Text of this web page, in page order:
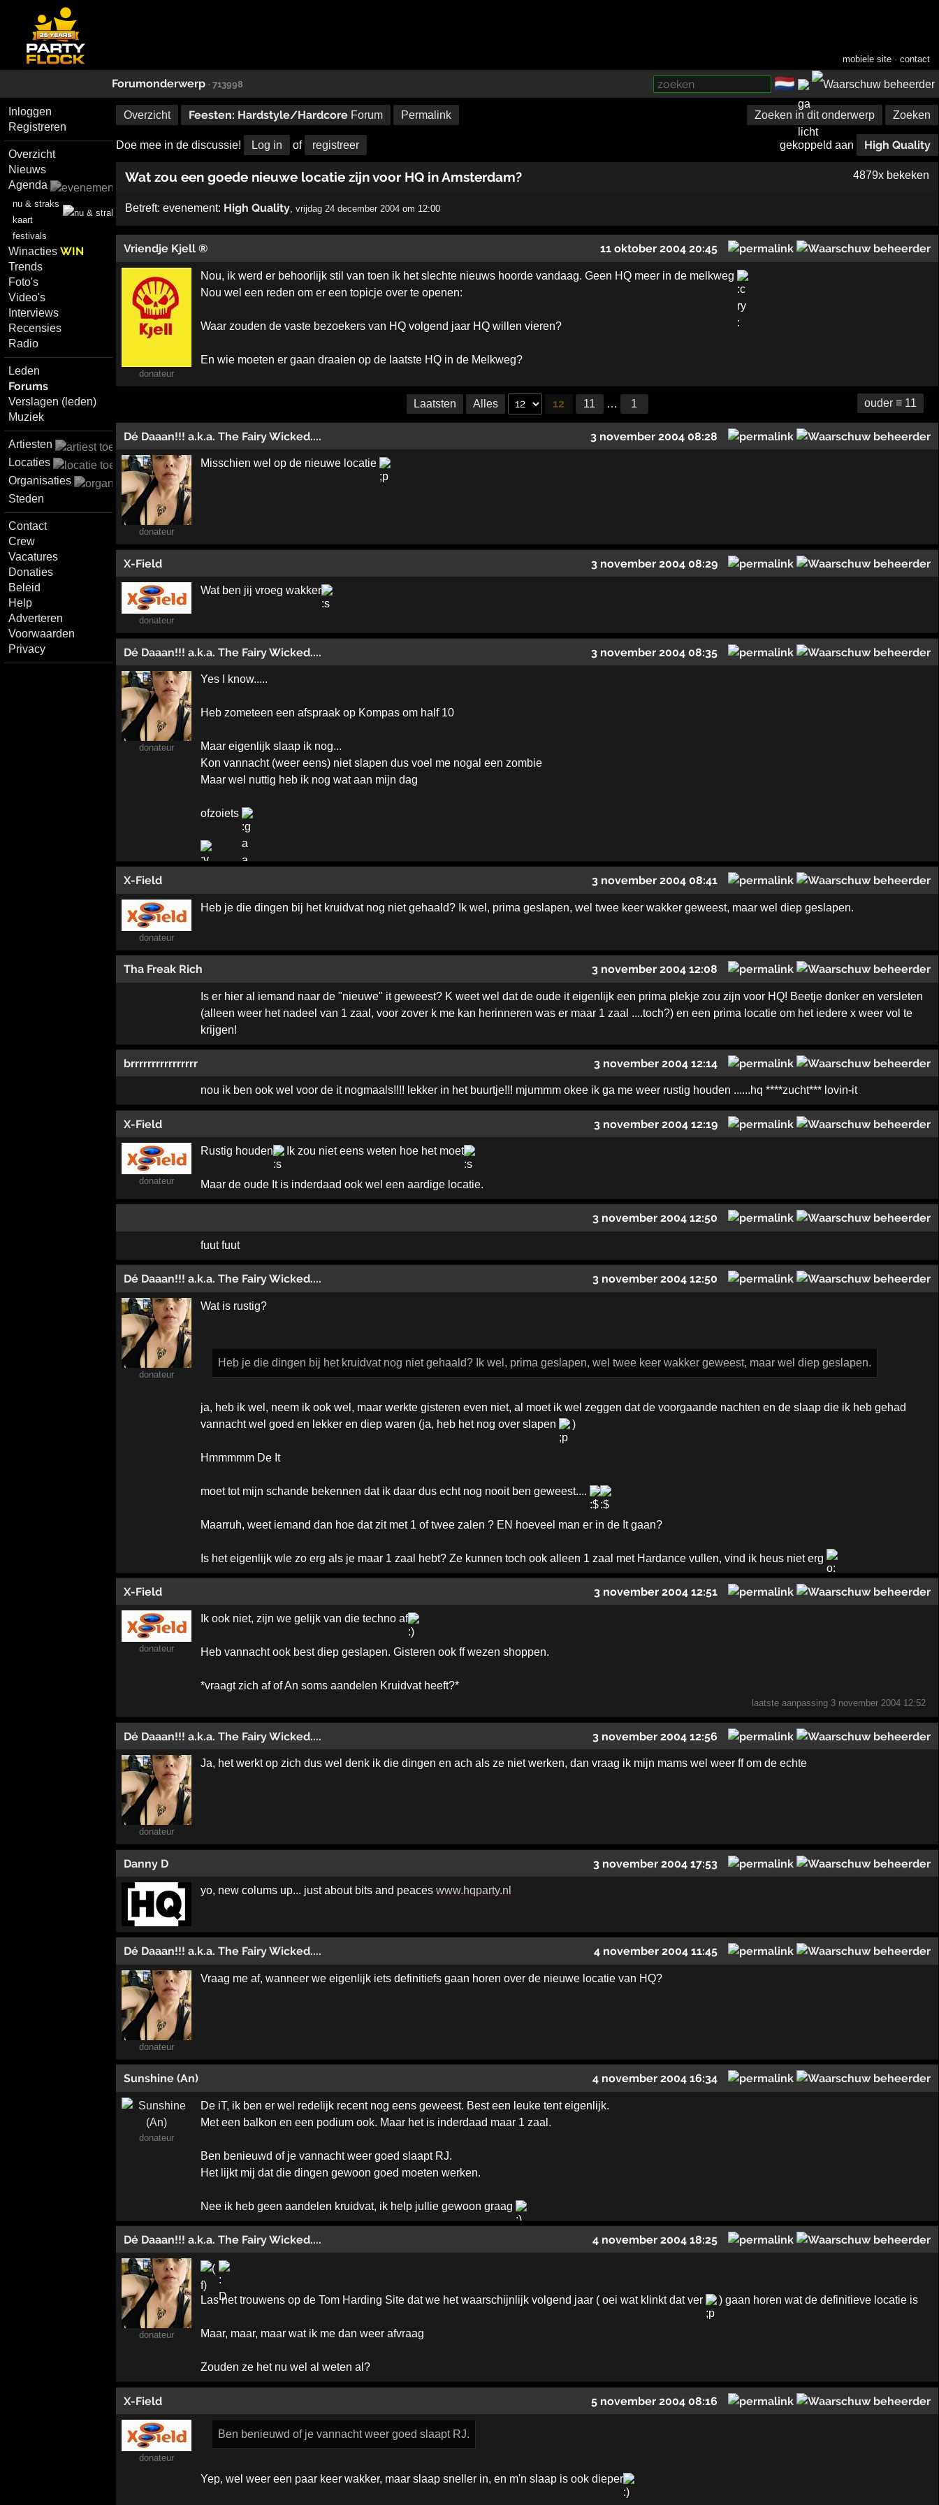
mobiele site ·contact
Forumonderwerp · 713998 🇳🇱
Inloggen
Registreren
Overzicht
Nieuws
Agenda
nu & straks
kaart
festivals
WinactiesWIN
Trends
Foto's
Video's
Interviews
Recensies
Radio
Leden
Forums
Verslagen (leden)
Muziek
Artiesten
Locaties
Organisaties
Steden
Contact
Crew
Vacatures
Donaties
Beleid
Help
Adverteren
Voorwaarden
Privacy
Overzicht Feesten: Hardstyle/Hardcore Forum Permalink Zoeken in dit onderwerp Zoeken
Doe mee in de discussie! Log in of registreer gekoppeld aan High Quality
Wat zou een goede nieuwe locatie zijn voor HQ in Amsterdam? 4879x bekeken
Betreft: evenement: High Quality, vrijdag 24 december 2004om 12:00
Vriendje Kjell ® 11 oktober 2004 20:45
donateur
Nou, ik werd er behoorlijk stil van toen ik het slechte nieuws hoorde vandaag. Geen HQ meer in de melkweg
Nou wel een reden om er een topicje over te openen:
Waar zouden de vaste bezoekers van HQ volgend jaar HQ willen vieren?
En wie moeten er gaan draaien op de laatste HQ in de Melkweg?
Laatsten Alles 12 11 … 1 ouder ≡ 11
Dé Daaan!!! a.k.a. The Fairy Wicked.... 3 november 2004 08:28
donateur
Misschien wel op de nieuwe locatie
X-Field 3 november 2004 08:29
donateur
Wat ben jij vroeg wakker
Dé Daaan!!! a.k.a. The Fairy Wicked.... 3 november 2004 08:35
donateur
Yes I know.....
Heb zometeen een afspraak op Kompas om half 10
Maar eigenlijk slaap ik nog...
Kon vannacht (weer eens) niet slapen dus voel me nogal een zombie
Maar wel nuttig heb ik nog wat aan mijn dag
ofzoiets
X-Field 3 november 2004 08:41
donateur
Heb je die dingen bij het kruidvat nog niet gehaald? Ik wel, prima geslapen, wel twee keer wakker geweest, maar wel diep geslapen.
Tha Freak Rich 3 november 2004 12:08
Is er hier al iemand naar de "nieuwe" it geweest? K weet wel dat de oude it eigenlijk een prima plekje zou zijn voor HQ! Beetje donker en versleten
(alleen weer het nadeel van 1 zaal, voor zover k me kan herinneren was er maar 1 zaal ....toch?) en een prima locatie om het iedere x weer vol te
krijgen!
brrrrrrrrrrrrrrrr 3 november 2004 12:14
nou ik ben ook wel voor de it nogmaals!!!! lekker in het buurtje!!! mjummm okee ik ga me weer rustig houden ......hq ****zucht*** lovin-it
X-Field 3 november 2004 12:19
donateur
Rustig houden Ik zou niet eens weten hoe het moet
Maar de oude It is inderdaad ook wel een aardige locatie.
3 november 2004 12:50
fuut fuut
Dé Daaan!!! a.k.a. The Fairy Wicked.... 3 november 2004 12:50
donateur
Wat is rustig?
Heb je die dingen bij het kruidvat nog niet gehaald? Ik wel, prima geslapen, wel twee keer wakker geweest, maar wel diep geslapen.
ja, heb ik wel, neem ik ook wel, maar werkte gisteren even niet, al moet ik wel zeggen dat de voorgaande nachten en de slaap die ik heb gehad
vannacht wel goed en lekker en diep waren (ja, heb het nog over slapen
)
Hmmmmm De It
moet tot mijn schande bekennen dat ik daar dus echt nog nooit ben geweest....
Maarruh, weet iemand dan hoe dat zit met 1 of twee zalen ? EN hoeveel man er in de It gaan?
Is het eigenlijk wle zo erg als je maar 1 zaal hebt? Ze kunnen toch ook alleen 1 zaal met Hardance vullen, vind ik heus niet erg
X-Field 3 november 2004 12:51
donateur
Ik ook niet, zijn we gelijk van die techno af
Heb vannacht ook best diep geslapen. Gisteren ook ff wezen shoppen.
*vraagt zich af of An soms aandelen Kruidvat heeft?*
laatste aanpassing 3 november 2004 12:52
Dé Daaan!!! a.k.a. The Fairy Wicked.... 3 november 2004 12:56
donateur
Ja, het werkt op zich dus wel denk ik die dingen en ach als ze niet werken, dan vraag ik mijn mams wel weer ff om de echte
Danny D 3 november 2004 17:53
yo, new colums up... just about bits and peaces www.hqparty.nl
Dé Daaan!!! a.k.a. The Fairy Wicked.... 4 november 2004 11:45
donateur
Vraag me af, wanneer we eigenlijk iets definitiefs gaan horen over de nieuwe locatie van HQ?
Sunshine (An) 4 november 2004 16:34
donateur
De iT, ik ben er wel redelijk recent nog eens geweest. Best een leuke tent eigenlijk.
Met een balkon en een podium ook. Maar het is inderdaad maar 1 zaal.
Ben benieuwd of je vannacht weer goed slaapt RJ.
Het lijkt mij dat die dingen gewoon goed moeten werken.
Nee ik heb geen aandelen kruidvat, ik help jullie gewoon graag
Dé Daaan!!! a.k.a. The Fairy Wicked.... 4 november 2004 18:25
donateur
Las net trouwens op de Tom Harding Site dat we het waarschijnlijk volgend jaar ( oei wat klinkt dat ver ) gaan horen wat de definitieve locatie is
Maar, maar, maar wat ik me dan weer afvraag
Zouden ze het nu wel al weten al?
X-Field 5 november 2004 08:16
donateur
Ben benieuwd of je vannacht weer goed slaapt RJ.
Yep, wel weer een paar keer wakker, maar slaap sneller in, en m'n slaap is ook dieper